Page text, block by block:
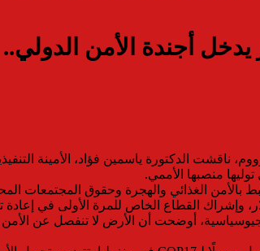
أجندة الأمن
ناقشت الدكتورة ياسمين فؤاد، الأمينة
أوضحت أن الأرض لا تنفصل عن